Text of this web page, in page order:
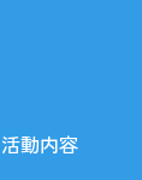
活動内容